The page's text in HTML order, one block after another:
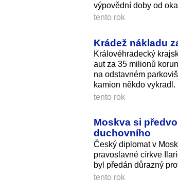
výpovědní doby od
tento rok
Krádež nákladu
Královéhradecký
aut za 35 milionů
na odstavném
kamion někdo vykradl.
tento rok
Moskva si
duchovního
Český diplomat v
pravoslavné církve
byl předán důrazný
tento rok